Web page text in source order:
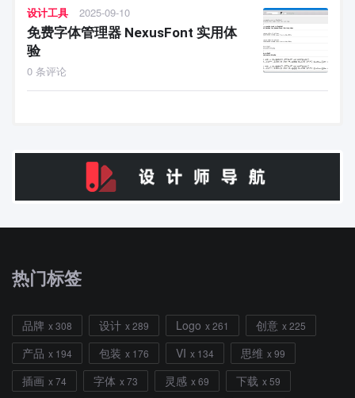
设计工具 2025-09-10
免费字体管理器 NexusFont 实用体
验
0 条评论
热门标签
品牌 x 308 设计 x 289 Logo x 261 创意 x 225
产品 x 194 包装 x 176 VI x 134 思维 x 99
插画 x 74 字体 x 73 灵感 x 69 下载 x 59